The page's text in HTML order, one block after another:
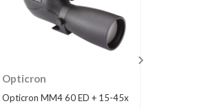
Opticron
Opticron MM4 60 ED + 15-45x